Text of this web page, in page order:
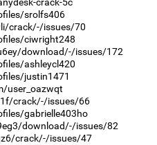
srolfs406
crack/-/issues/70
ciwright248
download/-/issues/172
ashleycl420
justin1471
user_oazwqt
crack/-/issues/66
gabrielle403ho
download/-/issues/82
crack/-/issues/47